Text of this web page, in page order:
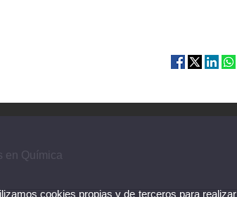
en Química
cookies propias y de terceros para realizar